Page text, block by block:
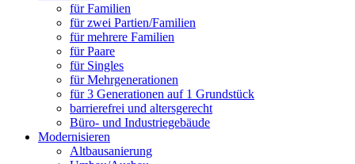
für Familien
für zwei Partien/Familien
für mehrere Familien
für Paare
für Singles
für Mehrgenerationen
für 3 Generationen auf 1 Grundstück
barrierefrei und altersgerecht
Büro- und Industriegebäude
Modernisieren
Altbausanierung